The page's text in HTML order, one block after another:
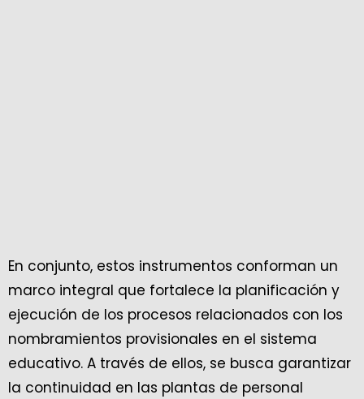
En conjunto, estos instrumentos conforman un
marco integral que fortalece la planificación y
ejecución de los procesos relacionados con los
nombramientos provisionales en el sistema
educativo. A través de ellos, se busca garantizar
la continuidad en las plantas de personal